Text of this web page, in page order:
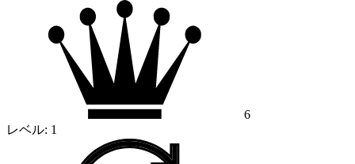
6
レベル: 1